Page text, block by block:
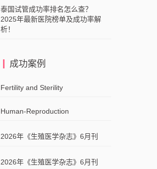
泰国试管成功率排名怎么查？
2025年最新医院榜单及成功率解
析！
成功案例
Fertility and Sterility
Human-Reproduction
2026年《生殖医学杂志》6月刊
2026年《生殖医学杂志》6月刊